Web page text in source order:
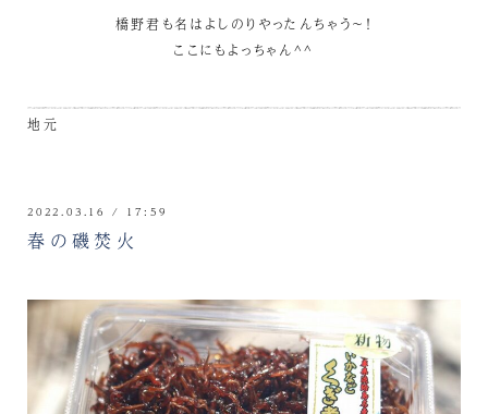
橋野君も名はよしのりやったんちゃう～！
ここにもよっちゃん^^
地元
2022.03.16 / 17:59
春の磯焚火